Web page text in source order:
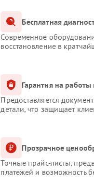
Бесплатная
Современное
восстановление в
Гарантия на работы
Предоставляется
детали, что защищает
Прозрачное
Точные прайс-листы,
платежей и возможность